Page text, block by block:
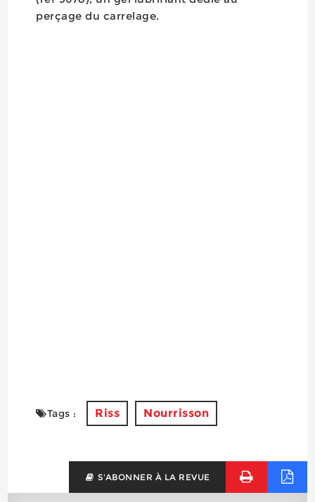
perçage du carrelage.
Tags : Riss Nourrisson
S'ABONNER À LA REVUE